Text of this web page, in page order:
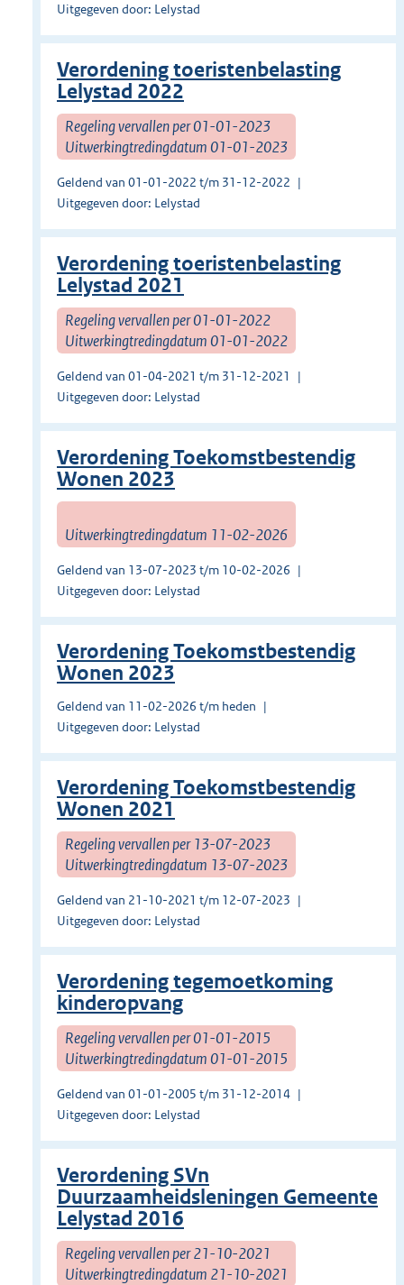
Uitgegeven door: Lelystad
Verordening toeristenbelasting
Lelystad 2022
Regeling vervallen per 01-01-2023
Uitwerkingtredingdatum 01-01-2023
Geldend van 01-01-2022 t/m 31-12-2022
Uitgegeven door: Lelystad
Verordening toeristenbelasting
Lelystad 2021
Regeling vervallen per 01-01-2022
Uitwerkingtredingdatum 01-01-2022
Geldend van 01-04-2021 t/m 31-12-2021
Uitgegeven door: Lelystad
Verordening Toekomstbestendig
Wonen 2023
Uitwerkingtredingdatum 11-02-2026
Geldend van 13-07-2023 t/m 10-02-2026
Uitgegeven door: Lelystad
Verordening Toekomstbestendig
Wonen 2023
Geldend van 11-02-2026 t/m heden
Uitgegeven door: Lelystad
Verordening Toekomstbestendig
Wonen 2021
Regeling vervallen per 13-07-2023
Uitwerkingtredingdatum 13-07-2023
Geldend van 21-10-2021 t/m 12-07-2023
Uitgegeven door: Lelystad
Verordening tegemoetkoming
kinderopvang
Regeling vervallen per 01-01-2015
Uitwerkingtredingdatum 01-01-2015
Geldend van 01-01-2005 t/m 31-12-2014
Uitgegeven door: Lelystad
Verordening SVn
Duurzaamheidsleningen Gemeente
Lelystad 2016
Regeling vervallen per 21-10-2021
Uitwerkingtredingdatum 21-10-2021